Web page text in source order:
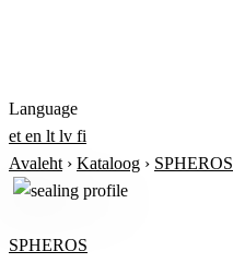
Language
et en lt lv fi
Avaleht › Kataloog › SPHEROS
SPHEROS